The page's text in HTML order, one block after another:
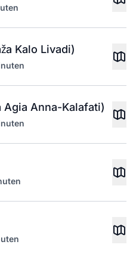
Kalo Livadi)
Agia Anna-Kalafati)